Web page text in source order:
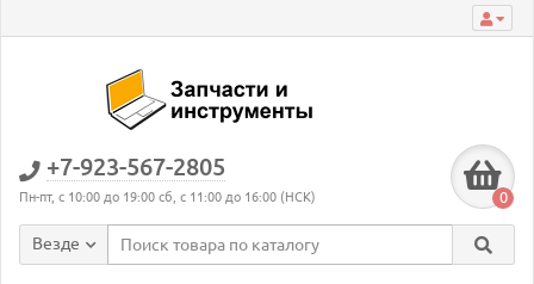
+7-923-567-2805
Пн-пт, с 10:00 до 19:00 сб, с 11:00 до 16:00 (НСК) 0
Везде